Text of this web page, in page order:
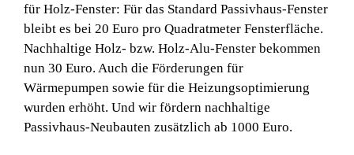
für Holz-Fenster: Für das Standard Passivhaus-Fenster
bleibt es bei 20 Euro pro Quadratmeter Fensterfläche.
Nachhaltige Holz- bzw. Holz-Alu-Fenster bekommen
nun 30 Euro. Auch die Förderungen für
Wärmepumpen sowie für die Heizungsoptimierung
wurden erhöht. Und wir fördern nachhaltige
Passivhaus-Neubauten zusätzlich ab 1000 Euro.